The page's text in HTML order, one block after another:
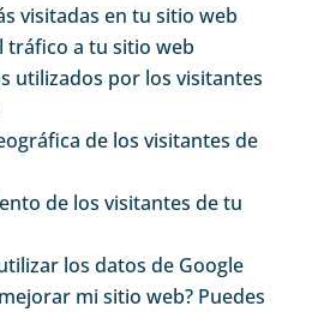
visitadas en tu sitio web
tráfico a tu sitio web
utilizados por los visitantes
de los visitantes de
de los visitantes de tu
los datos de Google
mi sitio web? Puedes